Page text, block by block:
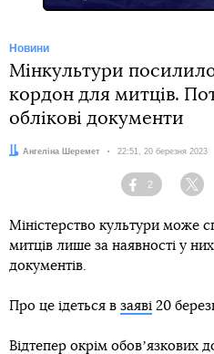
Новини
Мінкультури
кордон для митців.
облікові документи
Автор:
Ангеліна Шеремет Дата:
22:51, 20 березня 2023
Facebook
2
Міністерство культури може
митців лише за наявності у
документів.
Про це ідеться в заяві 20
Відтепер окрім обовʼязкових